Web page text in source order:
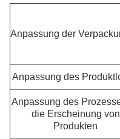
Anpassung der
Anpassung des
Anpassung des
die Erscheinung von
Produkten